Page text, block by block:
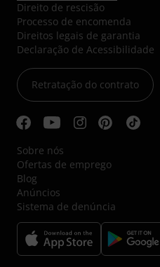
Direito de rescisão
Processo de encomenda
Direitos legais de garantia
Declaração de Acessibilidade
Retratação do contrato
Sobre nós
Ofertas de emprego
Blog
Anúncios
Sistema de denúncia